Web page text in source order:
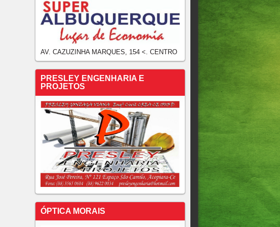
AV. CAZUZINHA MARQUES, 154 <. CENTRO
PRESLEY ENGENHARIA E
PROJETOS
ÓPTICA MORAIS